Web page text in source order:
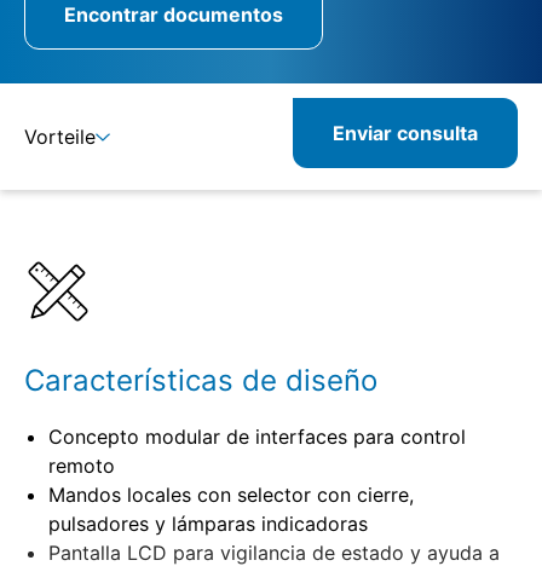
Encontrar documentos
Vorteile Enviar consulta
Características de diseño
Concepto modular de interfaces para control
remoto
Mandos locales con selector con cierre,
pulsadores y lámparas indicadoras
Pantalla LCD para vigilancia de estado y ayuda a